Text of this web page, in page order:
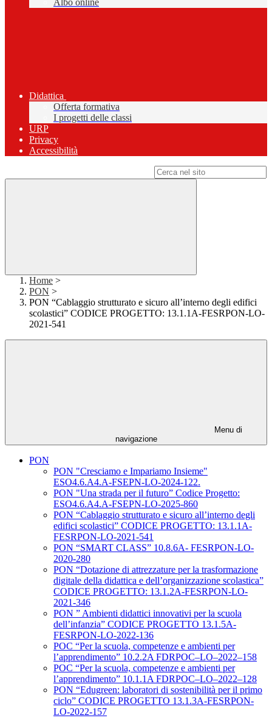
Albo online
Didattica
Offerta formativa
I progetti delle classi
URP
Privacy
Accessibilità
Home >
PON >
PON “Cablaggio strutturato e sicuro all’interno degli edifici
scolastici” CODICE PROGETTO: 13.1.1A-FESRPON-LO-
2021-541
Menu di
navigazione
PON
PON "Cresciamo e Impariamo Insieme"
ESO4.6.A4.A-FSEPN-LO-2024-122.
PON "Una strada per il futuro” Codice Progetto:
ESO4.6.A4.A-FSEPN-LO-2025-860
PON “Cablaggio strutturato e sicuro all’interno degli
edifici scolastici” CODICE PROGETTO: 13.1.1A-
FESRPON-LO-2021-541
PON “SMART CLASS” 10.8.6A- FESRPON-LO-
2020-280
PON “Dotazione di attrezzature per la trasformazione
digitale della didattica e dell’organizzazione scolastica”
CODICE PROGETTO: 13.1.2A-FESRPON-LO-
2021-346
PON ” Ambienti didattici innovativi per la scuola
dell’infanzia” CODICE PROGETTO 13.1.5A-
FESRPON-LO-2022-136
POC “Per la scuola, competenze e ambienti per
l’apprendimento” 10.2.2A FDRPOC–LO–2022–158
POC “Per la scuola, competenze e ambienti per
l’apprendimento” 10.1.1A FDRPOC–LO–2022–128
PON “Edugreen: laboratori di sostenibilità per il primo
ciclo” CODICE PROGETTO 13.1.3A-FESRPON-
LO-2022-157